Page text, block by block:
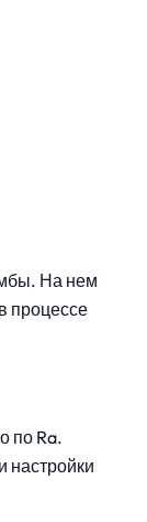
На нем
процессе
по Ra.
настройки